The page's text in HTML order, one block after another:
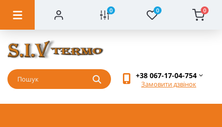
0 0 0
+38 067-17-04-754
Замовити дзвінок